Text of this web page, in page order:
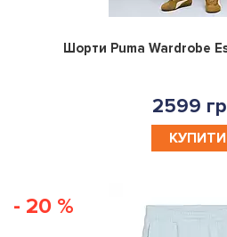
Шорти Puma Wardrobe
2599
КУПИТИ
- 20 %